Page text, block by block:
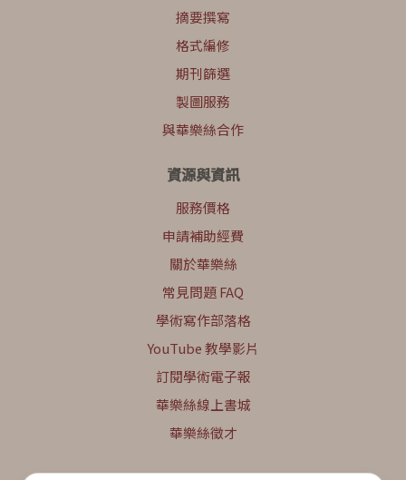
摘要撰寫
格式編修
期刊篩選
製圖服務
與華樂絲合作
資源與資訊
服務價格
申請補助經費
關於華樂絲
常見問題 FAQ
學術寫作部落格
YouTube 教學影片
訂閱學術電子報
華樂絲線上書城
華樂絲徵才